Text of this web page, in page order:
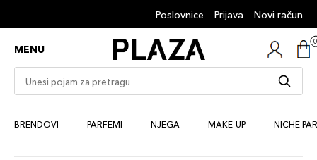
Poslovnice Prijava Novi račun
MENU
BRENDOVI PARFEMI NJEGA MAKE-UP NICHE